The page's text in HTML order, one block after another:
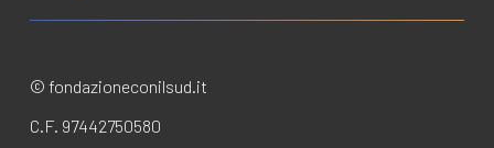
© fondazioneconilsud.it
C.F. 97442750580